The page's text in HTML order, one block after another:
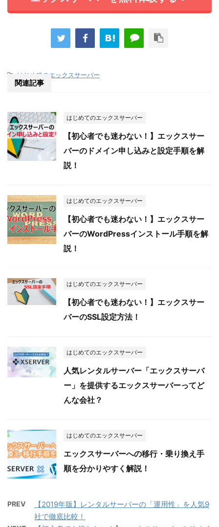
はじめてのエックスサーバー
関連記事
はじめてのエックスサーバー
【初心者でも迷わない！】エックスサー
バーのドメイン申し込みと設定手順を解
説！
はじめてのエックスサーバー
【初心者でも迷わない！】エックスサー
バーのWordPressインストール手順を解
説！
はじめてのエックスサーバー
【初心者でも迷わない！】エックスサー
バーのSSL設定方法！
はじめてのエックスサーバー
人気レンタルサーバー「エックスサーバ
ー」を提供するエックスサーバーってど
んな会社？
はじめてのエックスサーバー
エックスサーバーへの移行・乗り換え手
順を分かりやすく解説！
PREV
【2019年版】レンタルサーバーの「運用性」を人気9
社で徹底比較！